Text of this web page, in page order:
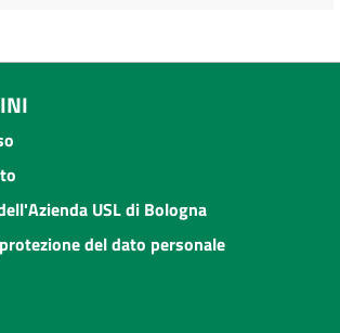
USL di Bologna
del dato personale